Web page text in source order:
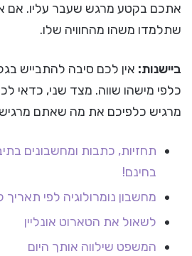
אתכם בקטע מרגש שעבר עליו. אם
שתלמדו משהו מהחוויה שלו.
ביישנות: אין לכם סיבה להתבייש
כלפי מישהו שווה. מצד שני, כדאי
מרגיש כלפיכם את מה שאתם
תחזיות, כתבות ומחשבונים
בחינם!
מחשבון נומרולוגיה לפי תאריך
לשאול את הטארוט אונליין
המשפט שילווה אותך היום